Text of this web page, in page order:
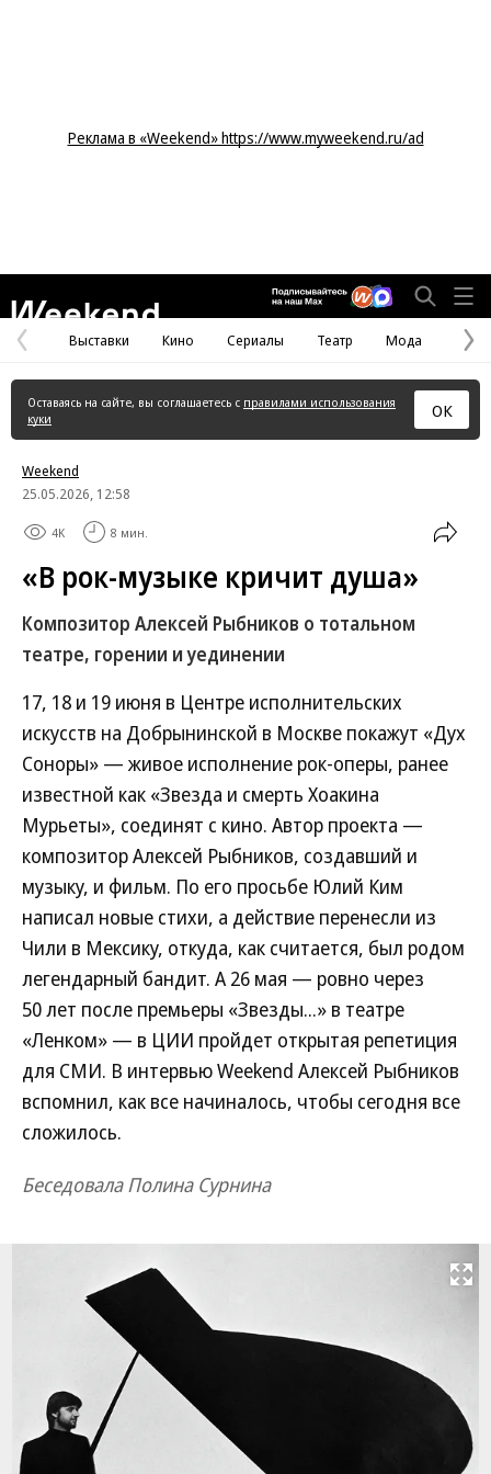
Реклама в «Weekend» https://www.myweekend.ru/ad
Предыдущая
страница
Выставки Кино Сериалы Театр Мода
Оставаясь на сайте, вы соглашаетесь с правилами использования
куки
ОК
Weekend
25.05.2026, 12:58
4K 8 мин.
«В рок-музыке кричит душа»
Композитор Алексей Рыбников о тотальном
театре, горении и уединении
17, 18 и 19 июня в Центре исполнительских
искусств на Добрынинской в Москве покажут «Дух
Соноры» — живое исполнение рок-оперы, ранее
известной как «Звезда и смерть Хоакина
Мурьеты», соединят с кино. Автор проекта —
композитор Алексей Рыбников, создавший и
музыку, и фильм. По его просьбе Юлий Ким
написал новые стихи, а действие перенесли из
Чили в Мексику, откуда, как считается, был родом
легендарный бандит. А 26 мая — ровно через
50 лет после премьеры «Звезды...» в театре
«Ленком» — в ЦИИ пройдет открытая репетиция
для СМИ. В интервью Weekend Алексей Рыбников
вспомнил, как все начиналось, чтобы сегодня все
сложилось.
Беседовала Полина Сурнина
Развернуть